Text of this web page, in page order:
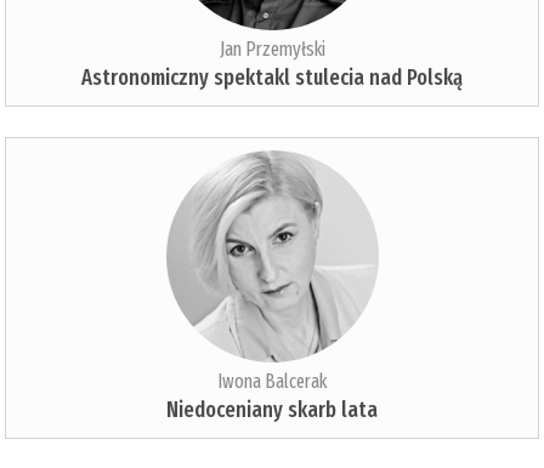
Jan Przemyłski
Astronomiczny spektakl stulecia nad Polską
Iwona Balcerak
Niedoceniany skarb lata